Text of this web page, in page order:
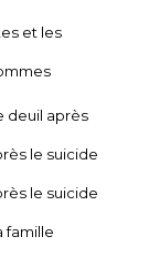
et les
deuil après
le suicide
le suicide
famille